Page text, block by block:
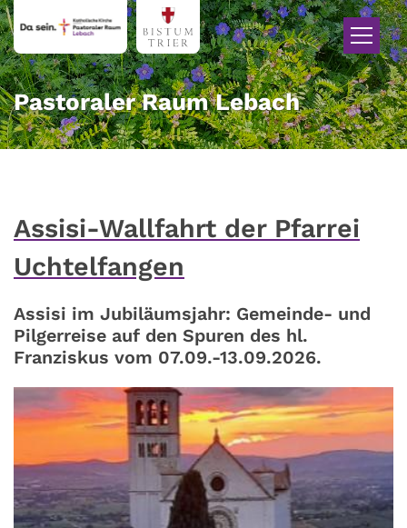
Zum Inhalt springen
Pastoraler Raum Lebach
Assisi-Wallfahrt der Pfarrei
Uchtelfangen
Assisi im Jubiläumsjahr: Gemeinde- und
Pilgerreise auf den Spuren des hl.
Franziskus vom 07.09.-13.09.2026.